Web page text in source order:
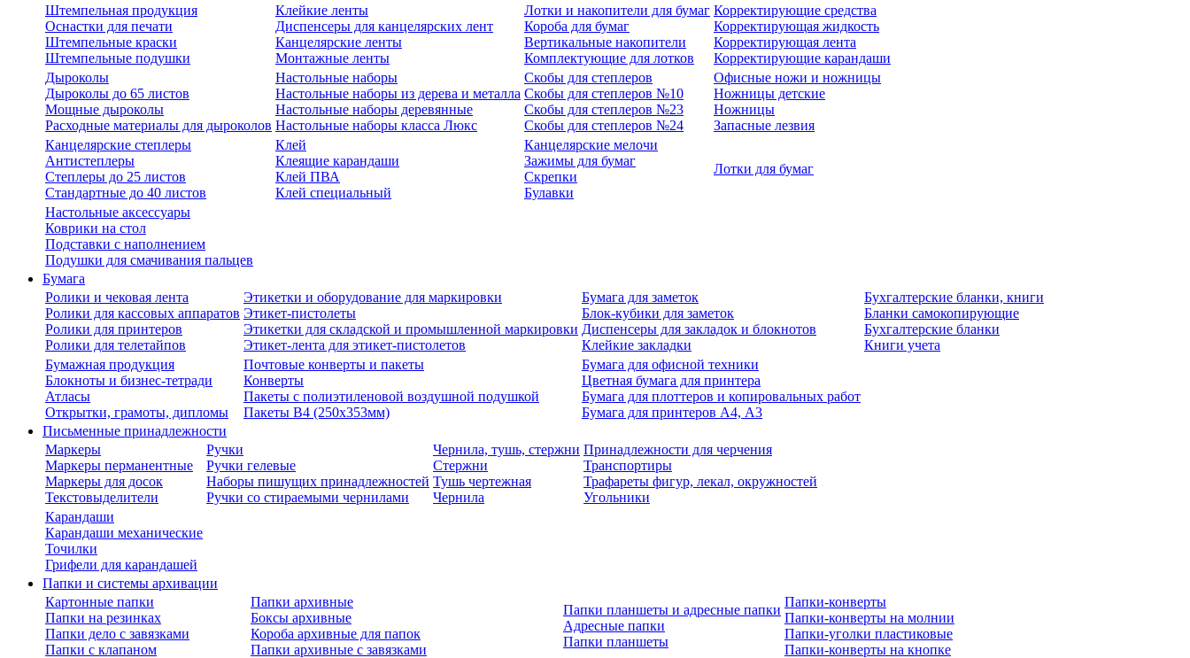
Штемпельная продукция
Оснастки для печати
Штемпельные краски
Штемпельные подушки
Клейкие ленты
Диспенсеры для канцелярских лент
Канцелярские ленты
Монтажные ленты
Лотки и накопители для бумаг
Короба для бумаг
Вертикальные накопители
Комплектующие для лотков
Корректирующие средства
Корректирующая жидкость
Корректирующая лента
Корректирующие карандаши
Дыроколы
Дыроколы до 65 листов
Мощные дыроколы
Расходные материалы для дыроколов
Настольные наборы
Настольные наборы из дерева и металла
Настольные наборы деревянные
Настольные наборы класса Люкс
Скобы для степлеров
Скобы для степлеров №10
Скобы для степлеров №23
Скобы для степлеров №24
Офисные ножи и ножницы
Ножницы детские
Ножницы
Запасные лезвия
Канцелярские степлеры
Антистеплеры
Степлеры до 25 листов
Стандартные до 40 листов
Клей
Клеящие карандаши
Клей ПВА
Клей специальный
Канцелярские мелочи
Зажимы для бумаг
Скрепки
Булавки
Лотки для бумаг
Настольные аксессуары
Коврики на стол
Подставки с наполнением
Подушки для смачивания пальцев
Бумага
Ролики и чековая лента
Ролики для кассовых аппаратов
Ролики для принтеров
Ролики для телетайпов
Этикетки и оборудование для маркировки
Этикет-пистолеты
Этикетки для складской и промышленной маркировки
Этикет-лента для этикет-пистолетов
Бумага для заметок
Блок-кубики для заметок
Диспенсеры для закладок и блокнотов
Клейкие закладки
Бухгалтерские бланки, книги
Бланки самокопирующие
Бухгалтерские бланки
Книги учета
Бумажная продукция
Блокноты и бизнес-тетради
Атласы
Открытки, грамоты, дипломы
Почтовые конверты и пакеты
Конверты
Пакеты с полиэтиленовой воздушной подушкой
Пакеты В4 (250х353мм)
Бумага для офисной техники
Цветная бумага для принтера
Бумага для плоттеров и копировальных работ
Бумага для принтеров А4, А3
Письменные принадлежности
Маркеры
Маркеры перманентные
Маркеры для досок
Текстовыделители
Ручки
Ручки гелевые
Наборы пишущих принадлежностей
Ручки со стираемыми чернилами
Чернила, тушь, стержни
Стержни
Тушь чертежная
Чернила
Принадлежности для черчения
Транспортиры
Трафареты фигур, лекал, окружностей
Угольники
Карандаши
Карандаши механические
Точилки
Грифели для карандашей
Папки и системы архивации
Картонные папки
Папки на резинках
Папки дело с завязками
Папки с клапаном
Папки архивные
Боксы архивные
Короба архивные для папок
Папки архивные с завязками
Папки планшеты и адресные папки
Адресные папки
Папки планшеты
Папки-конверты
Папки-конверты на молнии
Папки-уголки пластиковые
Папки-конверты на кнопке